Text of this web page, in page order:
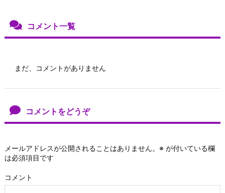
コメント一覧
まだ、コメントがありません
コメントをどうぞ
メールアドレスが公開されることはありません。 ※ が付いている欄
は必須項目です
コメント